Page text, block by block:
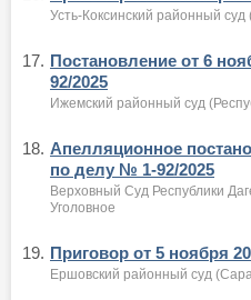
Усть-Коксинский районный
17. Постановление от 6
92/2025
Ижемский районный суд
18. Апелляционное
по делу № 1-92/2025
Верховный Суд Республики
Уголовное
19. Приговор от 5 ноября
Ершовский районный суд